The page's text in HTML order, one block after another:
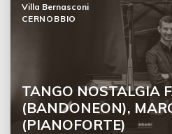
TANGO NOSTALGIA
(BANDONEON),
(PIANOFORTE)
Villa Bernasconi
CERNOBBIO